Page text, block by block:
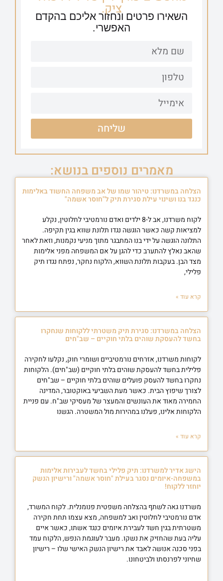
ציק.
השאירו פרטים ונחזור אליכם בהקדם
האפשרי.
שליחה
מאמרים נוספים בנושא:
הצלחה במשרדנו: טיהור שמו של אב משפחה החשוד באלימות
כנגד בנו ושינוי עילת סגירת תיק ל"חוסר אשמה"
לקוח משרדנו, אב ל-8 ילדים ואדם נורמטיבי לחלוטין, נקלע
למציאות קשה כאשר הוגשה נגדו תלונת שווא בגין תקיפה.
התלונה הוגשה על ידי בנו המתבגר מתוך מניעי נקמנות, וזאת לאחר
שהאב נאלץ להתערב כדי להגן על אם המשפחה מפני אלימות
מצד הבן. בעקבות תלונת השווא, הלקוח נחקר, נפתח נגדו תיק
פלילי,
קרא עוד »
הצלחה במשרדנו: סגירת תיק משטרתי ללקוחות שנחקרו
בחשד להעסקת שוהים בלתי חוקיים – שב"חים
לקוחות משרדנו, אזרחים נורמטיביים ושומרי חוק, נקלעו לחקירה
פלילית בחשד להעסקת שוהים בלתי חוקיים (שב"חים). הלקוחות
נחקרו בחשד להעסק פועלים שוהים בלתי חוקיים – שב"חים
לצורך שיפוץ הבית. כאשר מעת השביעי באוקטובר, המדינה
החמירה מאוד את העונשים והמעצר של מעסיקי שב"ח. עם פניית
הלקוחות אלינו, פעלנו במהירות מול המשטרה. הגשנו
קרא עוד »
הישג אדיר למשרדנו: תיק פלילי בחשד לעבירות אלימות
במשפחה-איומים נסגר בעילת "חוסר אשמה" ורישיון הנשק
יוחזר ללקוח!
משרדנו גאה לשתף בהצלחה משפטית פנומנלית. לקוח המשרד,
אדם נורמטיבי לחלוטין ואב למשפחה, מצא עצמו תחת חקירה
משטרתית בגין חשד לעבירת איומים כנגד אשתו, כאשר איים
עליה בעת שהחזיק את נשקו. מעבר לעוגמת הנפש, הלקוח עמד
בפני סכנה אנושה לאבד את רישיון הנשק האישי שלו – רישיון
שחיוני לפרנסתו ולביטחונו.